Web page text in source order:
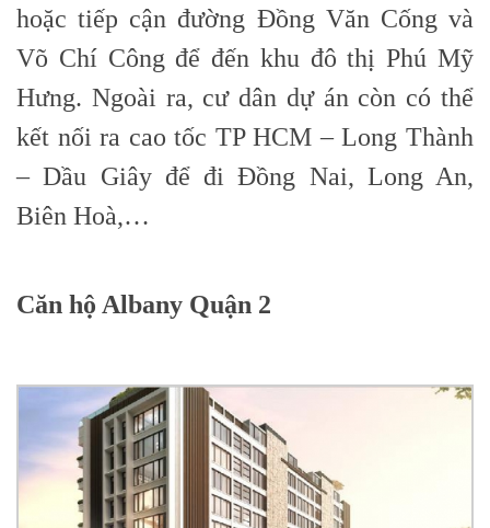
hoặc tiếp cận đường Đồng Văn Cống và
Võ Chí Công để đến khu đô thị Phú Mỹ
Hưng. Ngoài ra, cư dân dự án còn có thể
kết nối ra cao tốc TP HCM – Long Thành
– Dầu Giây để đi Đồng Nai, Long An,
Biên Hoà,…
Căn hộ Albany Quận 2